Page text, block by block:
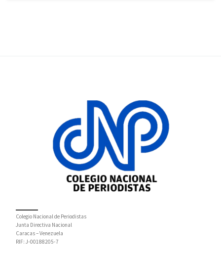
Colegio Nacional de Periodistas
Junta Directiva Nacional
Caracas – Venezuela
RIF: J-00188205-7